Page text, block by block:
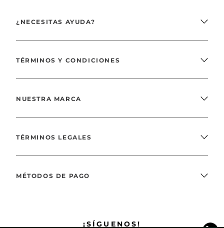
¿NECESITAS AYUDA?
TÉRMINOS Y CONDICIONES
NUESTRA MARCA
TÉRMINOS LEGALES
MÉTODOS DE PAGO
¡SÍGUENOS!